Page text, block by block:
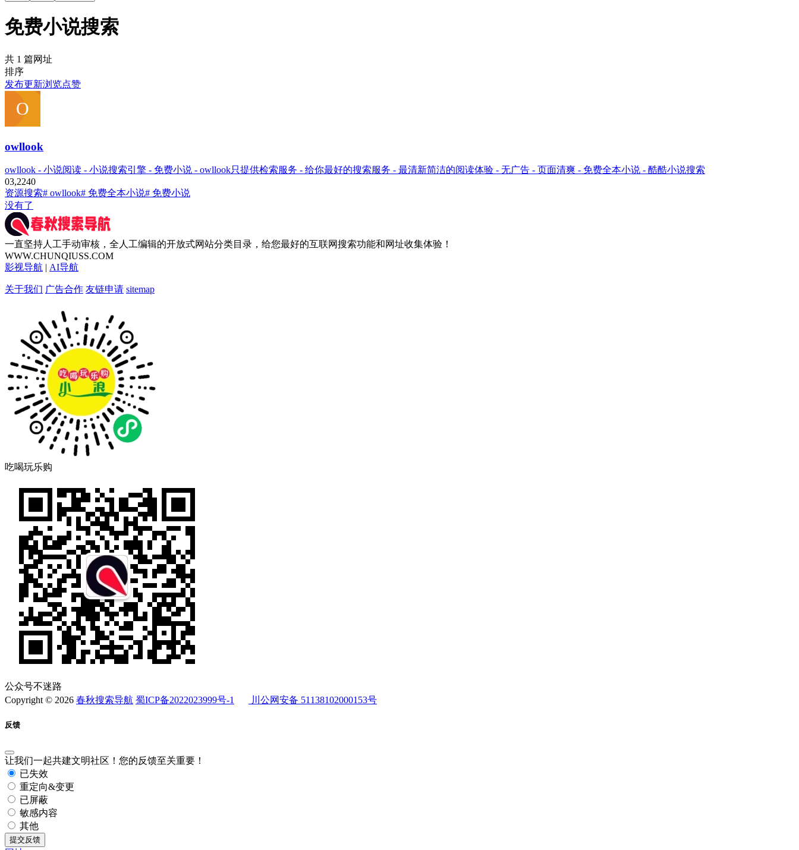
免费小说搜索
共 1 篇网址
排序
发布更新浏览点赞
owllook
owllook - 小说阅读 - 小说搜索引擎 - 免费小说 - owllook只提供检索服务 - 给你最好的搜索服务 - 最清新简洁的阅读体验 - 无广告 - 页面清爽 - 免费全本小说 - 酷酷小说搜索
03,2240
资源搜索# owllook# 免费全本小说# 免费小说
没有了
一直坚持人工手动审核，全人工编辑的开放式网站分类目录，给您最好的互联网搜索功能和网址收集体验！
WWW.CHUNQIUSS.COM
影视导航 | AI导航
关于我们 广告合作 友链申请 sitemap
吃喝玩乐购
公众号不迷路
Copyright © 2026 春秋搜索导航 蜀ICP备2022023999号-1 川公网安备 51138102000153号
反馈
让我们一起共建文明社区！您的反馈至关重要！
已失效
重定向&变更
已屏蔽
敏感内容
其他
提交反馈